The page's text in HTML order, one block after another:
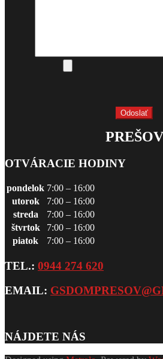
PREŠOV
OTVÁRACIE HODINY
pondelok 7:00 – 16:00
utorok
7:00 – 16:00
streda
7:00 – 16:00
štvrtok
7:00 – 16:00
piatok
7:00 – 16:00
TEL.: 0944 274 620
EMAIL:
NÁJDETE NÁS